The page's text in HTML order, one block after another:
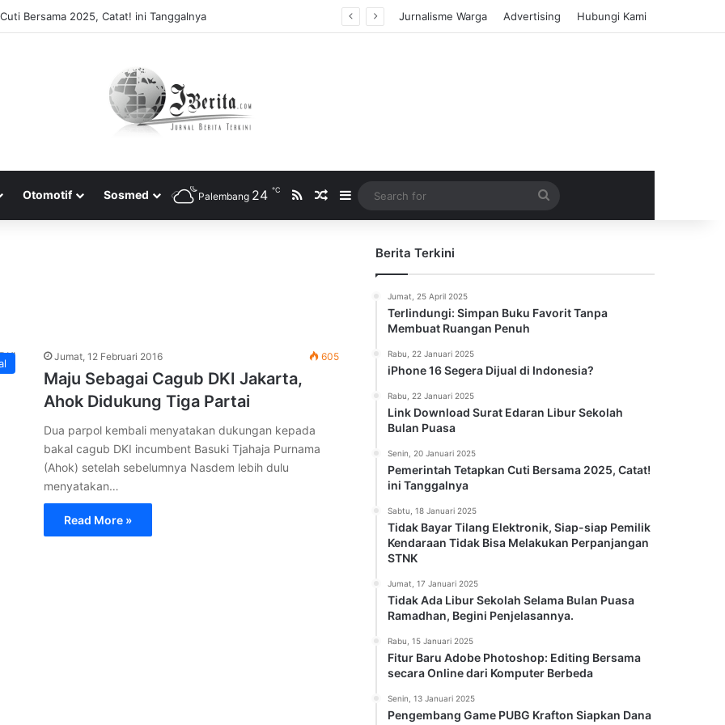
Jurnalisme Warga Advertising Hubungi Kami
Otomotif Sosmed Palembang 24 ℃ RSSRandom Article
Sidebar
for
Jumat, 12 Februari 2016 605
Maju Sebagai Cagub DKI Jakarta,
Ahok Didukung Tiga Partai
Dua parpol kembali menyatakan dukungan kepada
bakal cagub DKI incumbent Basuki Tjahaja Purnama
(Ahok) setelah sebelumnya Nasdem lebih dulu
menyatakan…
Read More »
Berita Terkini
Jumat, 25 April 2025
Terlindungi: Simpan Buku Favorit Tanpa
Membuat Ruangan Penuh
Rabu, 22 Januari 2025
iPhone 16 Segera Dijual di Indonesia?
Rabu, 22 Januari 2025
Link Download Surat Edaran Libur Sekolah
Bulan Puasa
Senin, 20 Januari 2025
Pemerintah Tetapkan Cuti Bersama 2025, Catat!
ini Tanggalnya
Sabtu, 18 Januari 2025
Tidak Bayar Tilang Elektronik, Siap-siap Pemilik
Kendaraan Tidak Bisa Melakukan Perpanjangan
STNK
Jumat, 17 Januari 2025
Tidak Ada Libur Sekolah Selama Bulan Puasa
Ramadhan, Begini Penjelasannya.
Rabu, 15 Januari 2025
Fitur Baru Adobe Photoshop: Editing Bersama
secara Online dari Komputer Berbeda
Senin, 13 Januari 2025
Pengembang Game PUBG Krafton Siapkan Dana